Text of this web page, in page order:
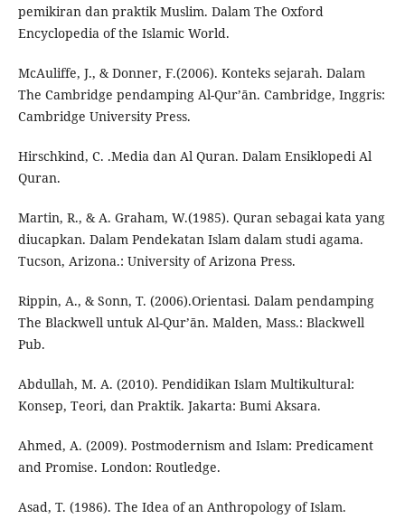
pemikiran dan praktik Muslim. Dalam The Oxford
Encyclopedia of the Islamic World.
McAuliffe, J., & Donner, F.(2006). Konteks sejarah. Dalam
The Cambridge pendamping Al-Qurʼān. Cambridge, Inggris:
Cambridge University Press.
Hirschkind, C. .Media dan Al Quran. Dalam Ensiklopedi Al
Quran.
Martin, R., & A. Graham, W.(1985). Quran sebagai kata yang
diucapkan. Dalam Pendekatan Islam dalam studi agama.
Tucson, Arizona.: University of Arizona Press.
Rippin, A., & Sonn, T. (2006).Orientasi. Dalam pendamping
The Blackwell untuk Al-Qurʼān. Malden, Mass.: Blackwell
Pub.
Abdullah, M. A. (2010). Pendidikan Islam Multikultural:
Konsep, Teori, dan Praktik. Jakarta: Bumi Aksara.
Ahmed, A. (2009). Postmodernism and Islam: Predicament
and Promise. London: Routledge.
Asad, T. (1986). The Idea of an Anthropology of Islam.